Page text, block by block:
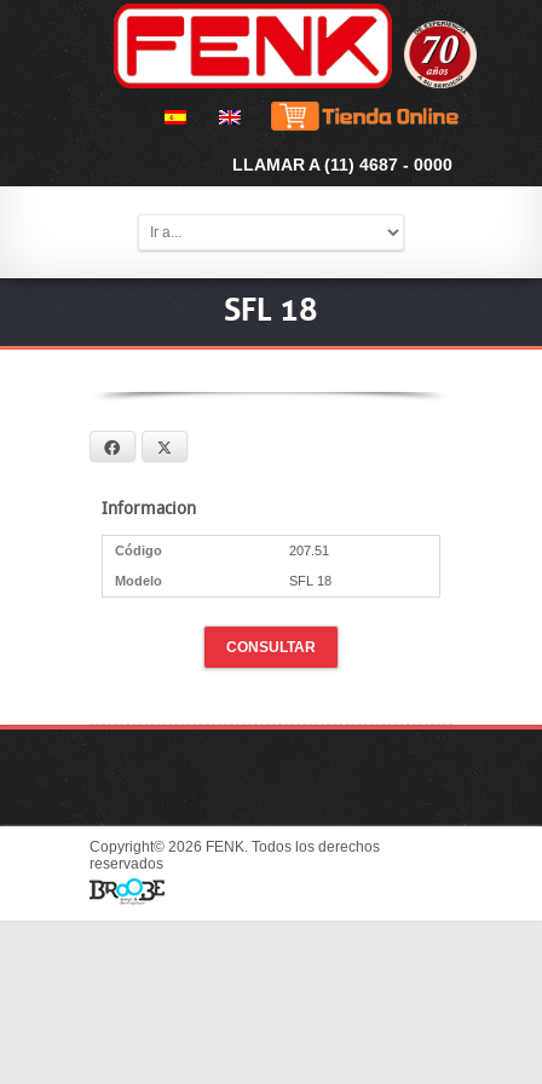
LLAMAR A (11) 4687 - 0000
SFL 18
Facebook
Informacion
Código 207.51
Modelo SFL 18
CONSULTAR
Copyright© 2026 FENK. Todos los derechos
reservados